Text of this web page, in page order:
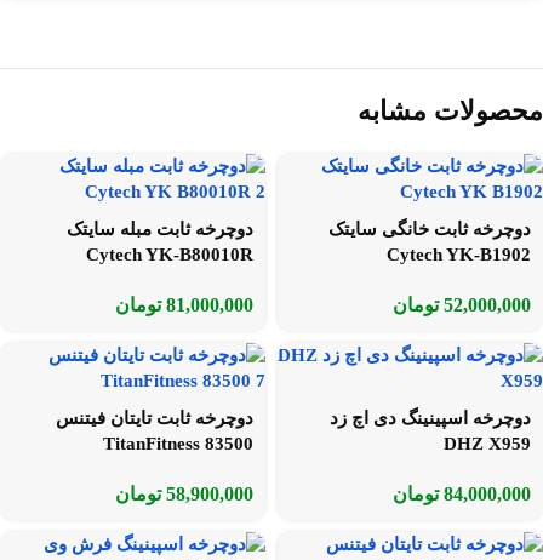
محصولات مشابه
دوچرخه ثابت خانگی سایتک
Cytech YK-B1902
52,000,000 تومان
دوچرخه ثابت مبله سایتک
Cytech YK-B80010R
81,000,000 تومان
دوچرخه اسپینینگ دی اچ زد
DHZ X959
84,000,000 تومان
دوچرخه ثابت تایتان فیتنس
TitanFitness 83500
58,900,000 تومان